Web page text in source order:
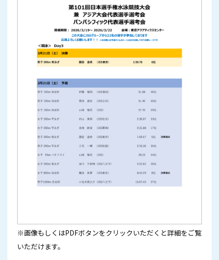
※画像もしくはPDFボタンをクリックいただくと詳細をご覧
いただけます。